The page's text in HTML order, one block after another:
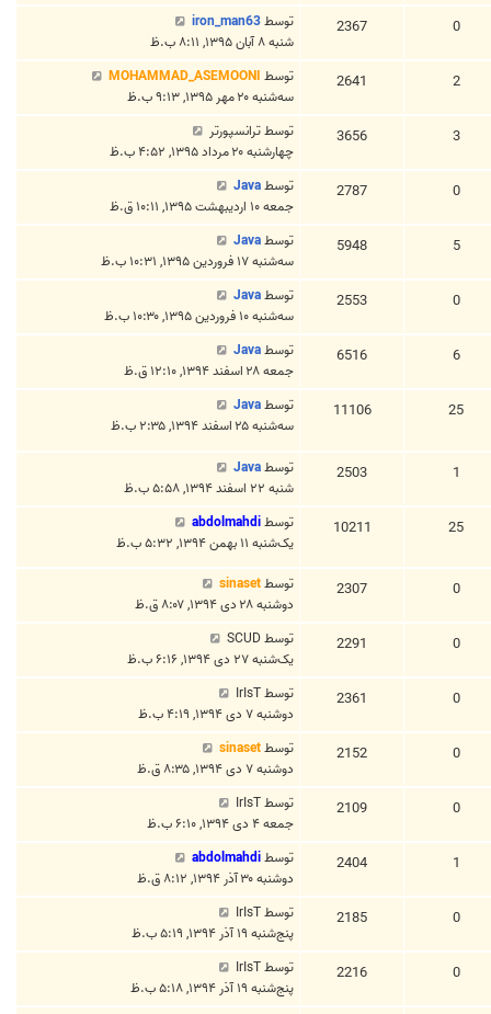
0
2367 توسطiron_man63
شنبه ۸ آبان ۱۳۹۵, ۸:۱۱ ب.ظ
2
2641 توسط MOHAMMAD_ASEMOONI
سه‌شنبه ۲۰ مهر ۱۳۹۵, ۹:۱۳ ب.ظ
3
3656 توسطترانسپورتر
چهارشنبه ۲۰ مرداد ۱۳۹۵, ۴:۵۲ ب.ظ
0
2787 توسطJava
جمعه ۱۰ اردیبهشت ۱۳۹۵, ۱۰:۱۱ ق.ظ
5
5948 توسطJava
سه‌شنبه ۱۷ فروردین ۱۳۹۵, ۱۰:۳۱ ب.ظ
0
2553 توسطJava
سه‌شنبه ۱۰ فروردین ۱۳۹۵, ۱۰:۳۰ ب.ظ
6
6516 توسطJava
جمعه ۲۸ اسفند ۱۳۹۴, ۱۲:۱۰ ق.ظ
25
11106 توسطJava
سه‌شنبه ۲۵ اسفند ۱۳۹۴, ۲:۳۵ ب.ظ
1
2503 توسطJava
شنبه ۲۲ اسفند ۱۳۹۴, ۵:۵۸ ب.ظ
25
10211 توسطabdolmahdi
یک‌شنبه ۱۱ بهمن ۱۳۹۴, ۵:۳۲ ب.ظ
0
2307 توسطsinaset
دوشنبه ۲۸ دی ۱۳۹۴, ۸:۰۷ ق.ظ
0
2291 توسطSCUD
یک‌شنبه ۲۷ دی ۱۳۹۴, ۶:۱۶ ب.ظ
0
2361 توسطIrIsT
دوشنبه ۷ دی ۱۳۹۴, ۴:۱۹ ب.ظ
0
2152 توسطsinaset
دوشنبه ۷ دی ۱۳۹۴, ۸:۳۵ ق.ظ
0
2109 توسطIrIsT
جمعه ۴ دی ۱۳۹۴, ۶:۱۰ ب.ظ
1
2404 توسطabdolmahdi
دوشنبه ۳۰ آذر ۱۳۹۴, ۸:۱۲ ق.ظ
0
2185 توسطIrIsT
پنج‌شنبه ۱۹ آذر ۱۳۹۴, ۵:۱۹ ب.ظ
0
2216 توسطIrIsT
پنج‌شنبه ۱۹ آذر ۱۳۹۴, ۵:۱۸ ب.ظ